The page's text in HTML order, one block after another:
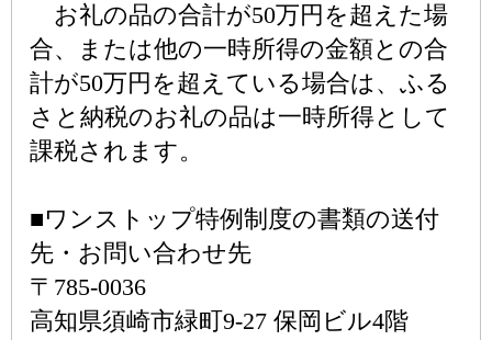
お礼の品の合計が50万円を超えた場
合、または他の一時所得の金額との合
計が50万円を超えている場合は、ふる
さと納税のお礼の品は一時所得として
課税されます。
■ワンストップ特例制度の書類の送付
先・お問い合わせ先
〒785-0036
高知県須崎市緑町9-27 保岡ビル4階